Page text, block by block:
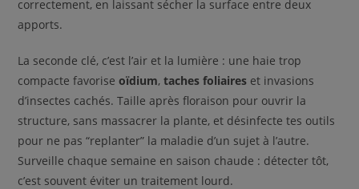
correctement, en laissant sécher la surface entre deux
apports.
La seconde clé, c’est l’air et la lumière : une haie trop
compacte favoriseoïdium,taches foliaires et invasions
d’insectes cachés. Taille après floraison pour ouvrir la
structure, sans massacrer la plante, et désinfecte tes outils
pour ne pas “replanter” la maladie d’un sujet à l’autre.
Surveille chaque semaine en saison chaude : détecter tôt,
c’est souvent éviter un traitement lourd.